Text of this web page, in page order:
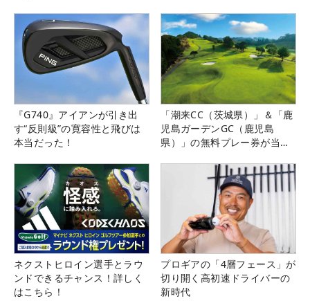
『G740』アイアンが引き出
す“反則級”の寛容性と飛びは
本当だった！
「潮来CC（茨城県）」＆「鹿
児島ガーデンGC（鹿児島
県）」の無料プレー券が当た
ネクストヒロイン選手とラウ
ンドできるチャンス！詳しく
はこちら！
プロギアの「4層フェース」が
切り開く高初速ドライバーの
新時代